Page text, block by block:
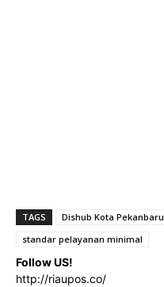
TAGS Dishub Kota Pekanbaru
standar pelayanan minimal
Follow US!
http://riaupos.co/